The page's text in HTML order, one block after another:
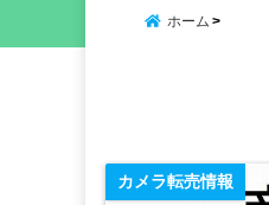
ホーム
カメラ転売情報